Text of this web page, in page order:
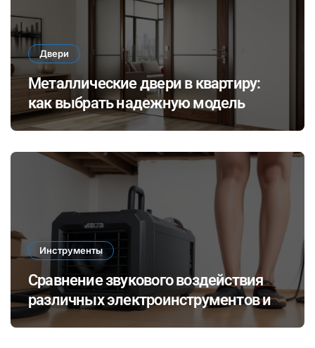
Двери
Металлические двери в квартиру:
как выбрать надежную модель
Инструменты
Сравнение звукового воздействия
различных электроинструментов и
его влияние на здоровье при ремонте